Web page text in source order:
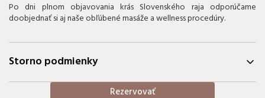
Po dni plnom objavovania krás Slovenského raja odporúčame
doobjednať si aj naše obľúbené masáže a wellness procedúry.
Storno podmienky
Rezervovať